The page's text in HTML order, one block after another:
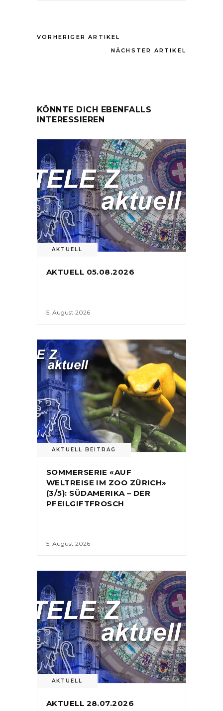
VORHERIGER ARTIKEL
NÄCHSTER ARTIKEL
KÖNNTE DICH EBENFALLS
INTERESSIEREN
AKTUELL
AKTUELL 05.08.2026
5. August 2026
AKTUELL BEITRAG
SOMMERSERIE «AUF
WELTREISE IM ZOO ZÜRICH»
(3/5): SÜDAMERIKA – DER
PFEILGIFTFROSCH
5. August 2026
AKTUELL
AKTUELL 28.07.2026